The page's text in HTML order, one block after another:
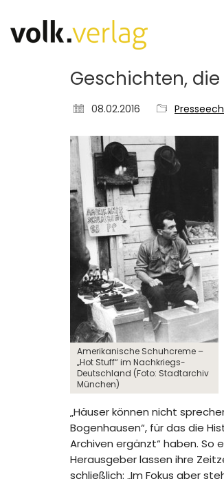
Geschichten,
08.02.2016
Amerikanische Schuhcreme –
„Hot Stuff“ im Nachkriegs-
Deutschland (Foto: Stadtarchiv
München)
„Häuser können nicht
Bogenhausen“, für das die
Archiven ergänzt“ haben.
Herausgeber lassen ihre
schließlich: „Im Fokus aber